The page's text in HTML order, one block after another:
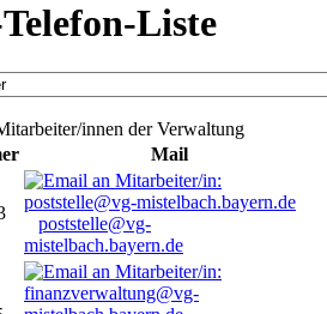
Liste
innen der Verwaltung
Mail
poststelle@vg-
mistelbach.bayern.de